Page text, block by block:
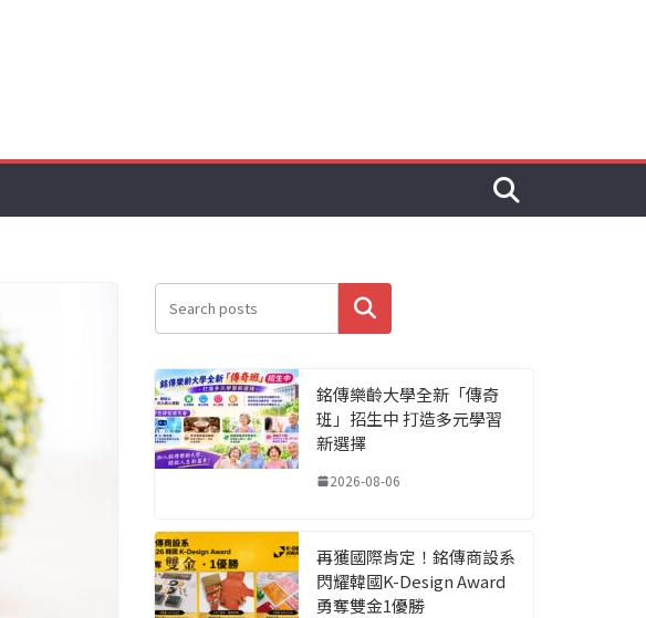
搜尋
銘傳樂齡大學全新「傳奇
班」招生中 打造多元學習
新選擇
2026-08-06
再獲國際肯定！銘傳商設系
閃耀韓國K-Design Award
勇奪雙金1優勝